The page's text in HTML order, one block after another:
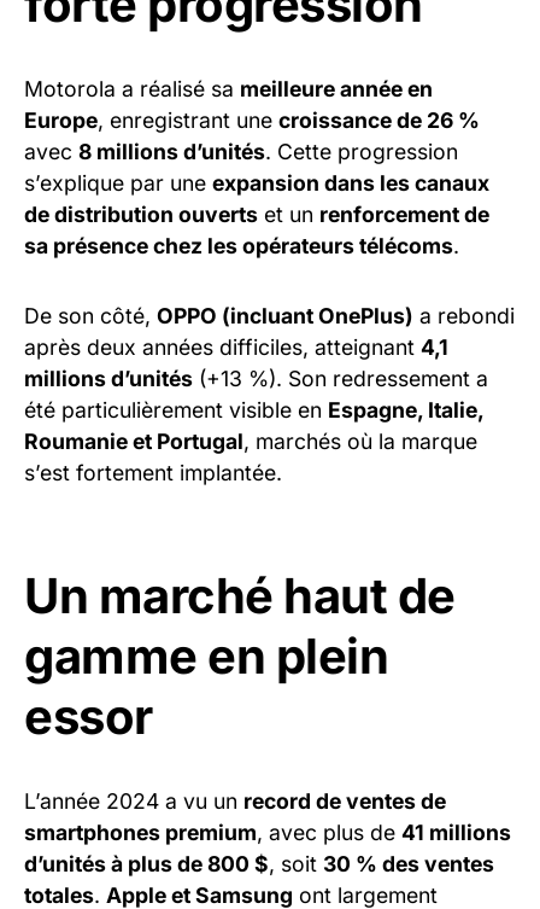
Motorola a réalisé sa meilleure année en
Europe, enregistrant une croissance de 26 %
avec 8 millions d’unités. Cette progression
s’explique par une expansion dans les canaux
de distribution ouverts et un renforcement de
sa présence chez les opérateurs télécoms.
De son côté, OPPO (incluant OnePlus) a rebondi
après deux années difficiles, atteignant 4,1
millions d’unités (+13 %). Son redressement a
été particulièrement visible en Espagne, Italie,
Roumanie et Portugal, marchés où la marque
s’est fortement implantée.
Un marché haut de
gamme en plein
essor
L’année 2024 a vu un record de ventes de
smartphones premium, avec plus de 41 millions
d’unités à plus de 800 $, soit 30 % des ventes
totales. Apple et Samsung ont largement